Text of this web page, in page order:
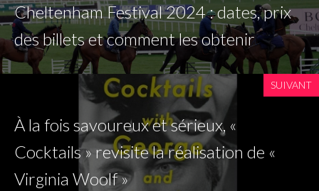
Cheltenham Festival 2024 : dates, prix
des billets et comment les obtenir
SUIVANT
À la fois savoureux et sérieux, «
Cocktails » revisite la réalisation de «
Virginia Woolf »